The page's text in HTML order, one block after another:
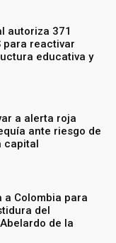
autoriza 371
para reactivar
educativa y
a alerta roja
ante riesgo de
capital
a Colombia para
del
de la